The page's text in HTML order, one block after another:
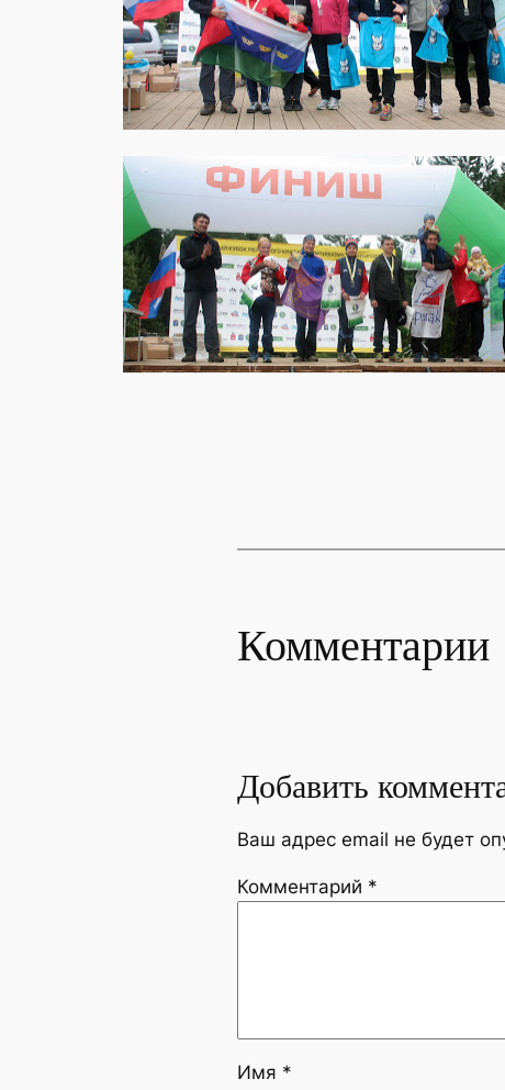
Комментарии
Добавить
Ваш адрес email не будет
Комментарий *
Имя *